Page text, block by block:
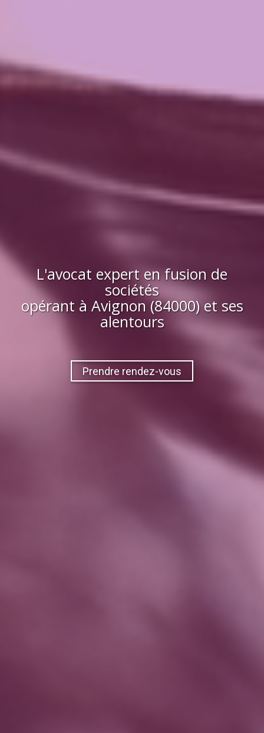
L'avocat expert en fusion de
sociétés
opérant à Avignon (84000)et ses
alentours
Prendre rendez-vous